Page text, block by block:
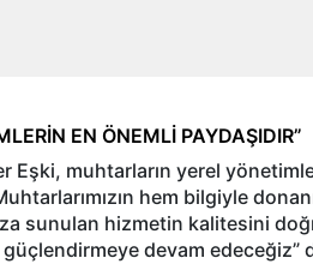
EN ÖNEMLİ PAYDAŞIDIR”
Eşki, muhtarların yerel
hem bilgiyle
sunulan hizmetin kalitesini
güçlendirmeye devam edeceğiz”